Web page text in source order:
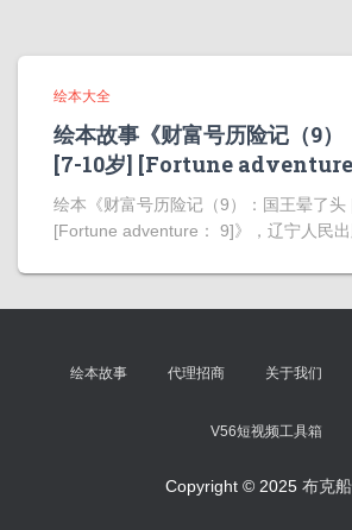
绘本大全
绘本故事《财富号历险记（9）
[7-10岁] [Fortune adventure
绘本《财富号历险记（9）：国王晕了头
[Fortune adventure： 9]》，辽宁人民
绘本故事 代理招商 关于我们
V56短视频工具箱
Copyright © 2025 布克